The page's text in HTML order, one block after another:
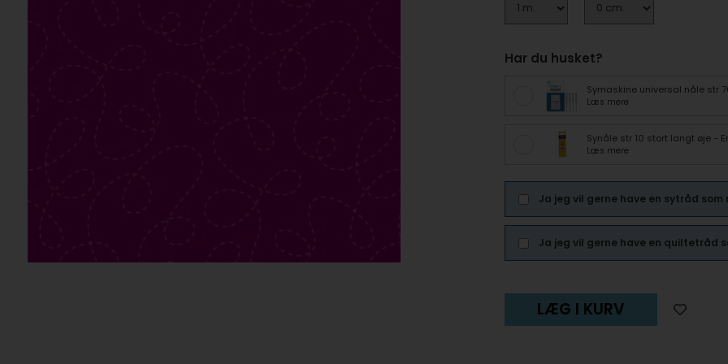
Har du husket?
Symaskine universal nåle str
Læs mere
Synåle str 10 stort langt øje -
Læs mere
Ja jeg vil gerne have en sytråd
Ja jeg vil gerne have en quiltetråd
LÆG I KURV